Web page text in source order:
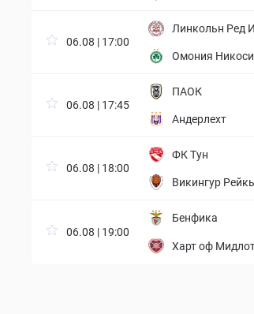
06.08 | 17:00
Линкольн Ред
Омония
06.08 | 17:45
ПАОК
Андерлехт
06.08 | 18:00
ФК Тун
Викингур
06.08 | 19:00
Бенфика
Харт оф